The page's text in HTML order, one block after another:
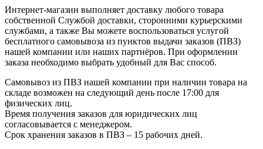
Интернет-магазин выполняет доставку любого товара
собственной Службой доставки, сторонними курьерскими
службами, а также Вы можете воспользоваться услугой
бесплатного самовывоза из пунктов выдачи заказов (ПВЗ)
нашей компании или наших партнёров. При оформлении
заказа необходимо выбрать удобный для Вас способ.
Самовывоз из ПВЗ нашей компании при наличии товара на
складе возможен на следующий день после 17:00 для
физических лиц.
Время получения заказов для юридических лиц
согласовывается с менеджером.
Срок хранения заказов в ПВЗ – 15 рабочих дней.